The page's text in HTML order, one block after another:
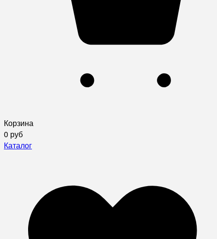
Корзина
0 руб
Каталог